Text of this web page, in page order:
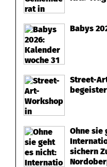
Babys
Street-
Ohne sie
sichern